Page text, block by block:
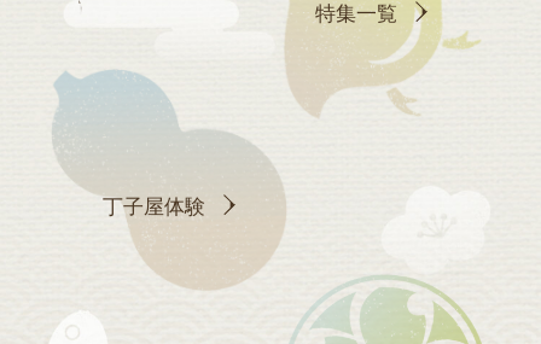
特集一覧
丁子屋体験